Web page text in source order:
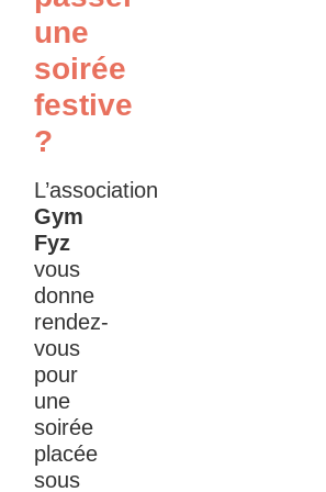
une
soirée
festive
?
L’association
Gym
Fyz
vous
donne
rendez-
vous
pour
une
soirée
placée
sous